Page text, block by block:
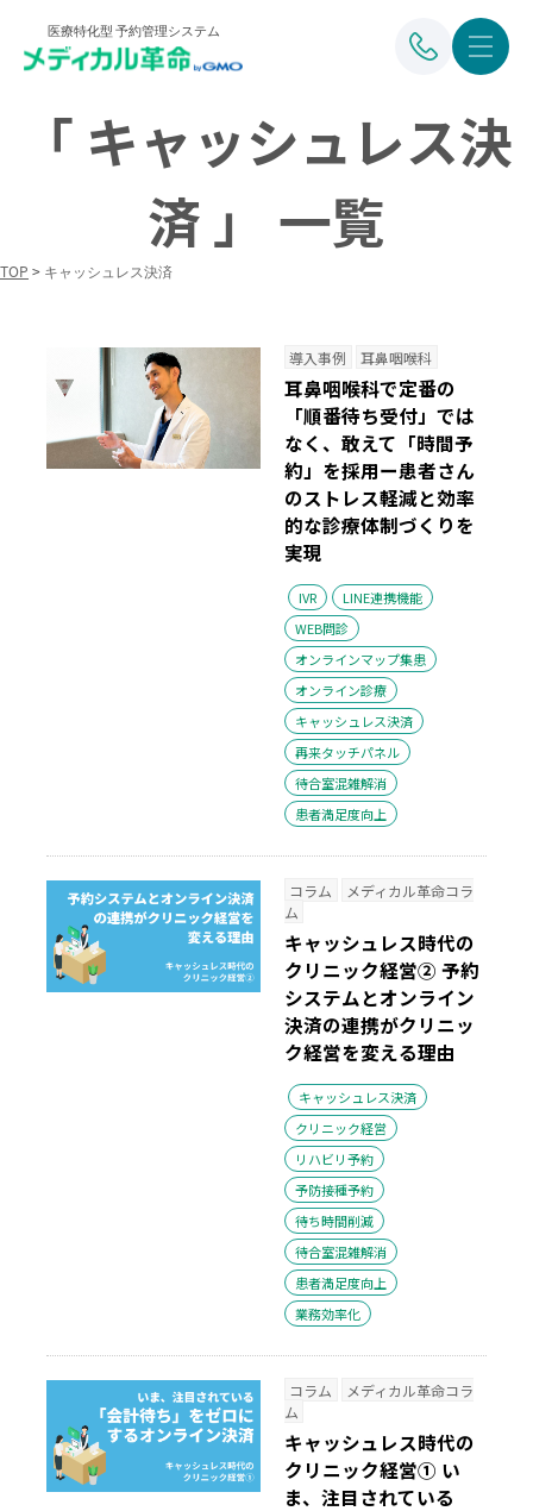
医療特化型 予約管理システム
「 キャッシュレス決
済 」 一覧
TOP > キャッシュレス決済
導入事例 耳鼻咽喉科
耳鼻咽喉科で定番の
「順番待ち受付」では
なく、敢えて「時間予
約」を採用ー患者さん
のストレス軽減と効率
的な診療体制づくりを
実現
IVR
LINE連携機能
WEB問診
オンラインマップ集患
オンライン診療
キャッシュレス決済
再来タッチパネル
待合室混雑解消
患者満足度向上
コラム
メディカル革命コラ
ム
キャッシュレス時代の
クリニック経営② 予約
システムとオンライン
決済の連携がクリニッ
ク経営を変える理由
キャッシュレス決済
クリニック経営
リハビリ予約
予防接種予約
待ち時間削減
待合室混雑解消
患者満足度向上
業務効率化
コラム
メディカル革命コラ
ム
キャッシュレス時代の
クリニック経営① い
ま、注目されている